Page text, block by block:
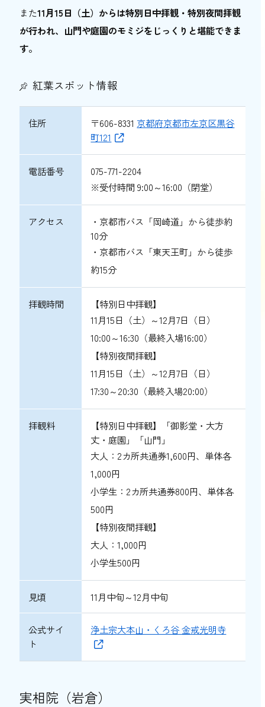
また11月15日（土）からは特別日中拝観・特別夜間拝観
が行われ、山門や庭園のモミジをじっくりと堪能できま
す。
紅葉スポット情報
住所 〒606-8331 京都府京都市左京区黒谷
町121
電話番号
075-771-2204
※受付時間 9:00～16:00（閉堂）
アクセス
・京都市バス「岡崎道」から徒歩約
10分
・京都市バス「東天王町」から徒歩
約15分
拝観時間
【特別日中拝観】
11月15日（土）～12月7日（日）
10:00～16:30（最終入場16:00）
【特別夜間拝観】
11月15日（土）～12月7日（日）
17:30～20:30（最終入場20:00）
拝観料
【特別日中拝観】「御影堂・大方
丈・庭園」「山門」
大人：2カ所共通券1,600円、単体各
1,000円
小学生：2カ所共通券800円、単体各
500円
【特別夜間拝観】
大人：1,000円
小学生500円
見頃 11月中旬～12月中旬
公式サイ
ト
浄土宗大本山・くろ谷 金戒光明寺
実相院（岩倉）